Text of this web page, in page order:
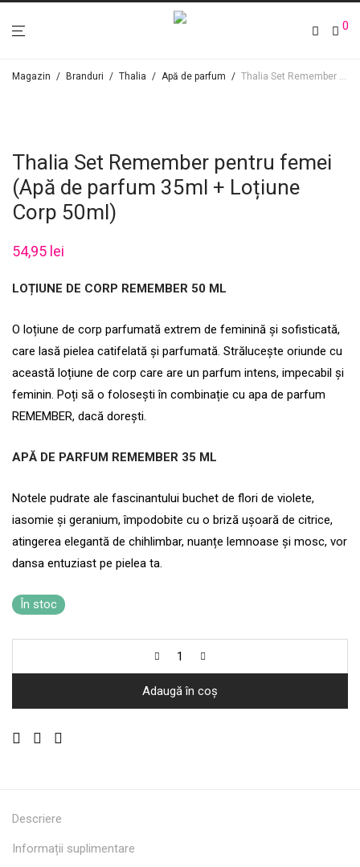
0
Magazin / Branduri / Thalia / Apă de parfum / Thalia Set Remember pentru femei (Apă de parfum 35ml + Loțiune Corp 50ml)
Thalia Set Remember pentru femei
(Apă de parfum 35ml + Loțiune
Corp 50ml)
54,95 lei
LOȚIUNE DE CORP REMEMBER 50 ML
O loțiune de corp parfumată extrem de feminină și sofisticată,
care lasă pielea catifelată și parfumată. Strălucește oriunde cu
această loțiune de corp care are un parfum intens, impecabil și
feminin. Poți să o folosești în combinație cu apa de parfum
REMEMBER, dacă dorești.
APĂ DE PARFUM REMEMBER 35 ML
Notele pudrate ale fascinantului buchet de flori de violete,
iasomie și geranium, împodobite cu o briză ușoară de citrice,
atingerea elegantă de chihlimbar, nuanțe lemnoase și mosc, vor
dansa entuziast pe pielea ta.
În stoc
Adaugă în coș
Descriere
Informații suplimentare